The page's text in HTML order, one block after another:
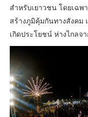
สำหรับเยาวชน โดยเฉ
สร้างภูมิคุ้มกันทางสังคม
เกิดประโยชน์ ห่างไกล